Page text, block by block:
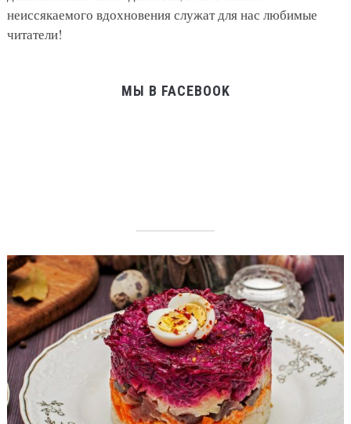
неиссякаемого вдохновения служат для нас любимые
читатели!
МЫ В FACEBOOK